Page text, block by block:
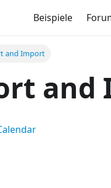
Beispiele
and Import